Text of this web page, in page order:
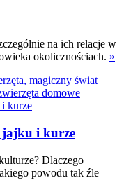
na ich relacje w
okolicznościach. »
magiczny świat
domowe
jajku i kurze
Dlaczego
powodu tak źle